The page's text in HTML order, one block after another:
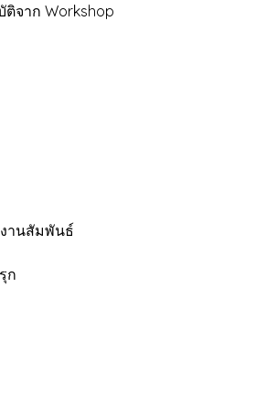
จาก Workshop
านสัมพันธ์
ก